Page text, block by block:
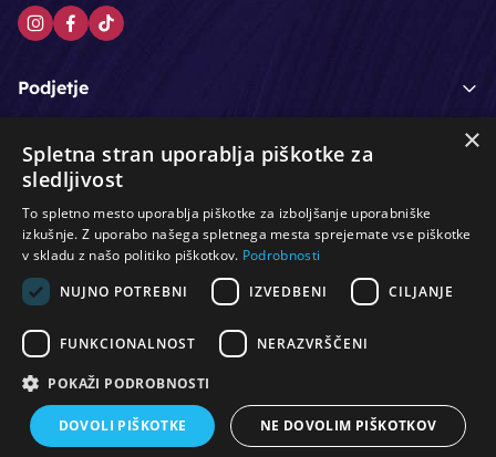
Podjetje
Moj račun
Podpora strankam
Lasje & nega las / Roke & nohti / Orodje - kozmetično /
Oprema za salone / Čistoča & zaščita / Ostalo
© Vse pravice pridržane. Produkcija:PNV d.o.o.
×
Spletna stran uporablja piškotke za
sledljivost
To spletno mesto uporablja piškotke za izboljšanje uporabniške
izkušnje. Z uporabo našega spletnega mesta sprejemate vse piškotke
v skladu z našo politiko piškotkov. Podrobnosti
NUJNO POTREBNI
IZVEDBENI CILJANJE
FUNKCIONALNOST NERAZVRŠČENI
POKAŽI PODROBNOSTI
DOVOLI PIŠKOTKE NE DOVOLIM PIŠKOTKOV